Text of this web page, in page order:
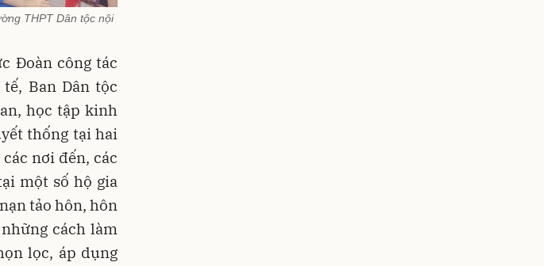
THPT Dân tộc nội
Đoàn công tác
Ban Dân tộc
học tập kinh
thống tại hai
nơi đến, các
một số hộ gia
tảo hôn, hôn
cách làm
lọc, áp dụng